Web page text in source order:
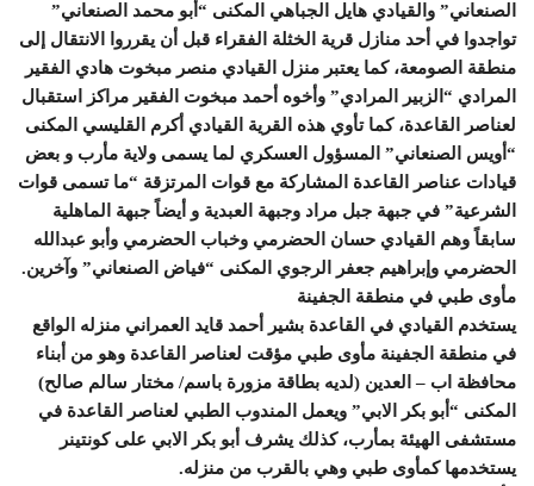
الصنعاني” والقيادي هايل الجباهي المكنى “أبو محمد الصنعاني”
تواجدوا في أحد منازل قرية الخثلة الفقراء قبل أن يقرروا الانتقال إلى
منطقة الصومعة، كما يعتبر منزل القيادي منصر مبخوت هادي الفقير
المرادي “الزبير المرادي” وأخوه أحمد مبخوت الفقير مراكز استقبال
لعناصر القاعدة، كما تأوي هذه القرية القيادي أكرم القليسي المكنى
“أويس الصنعاني” المسؤول العسكري لما يسمى ولاية مأرب و بعض
قيادات عناصر القاعدة المشاركة مع قوات المرتزقة “ما تسمى قوات
الشرعية” في جبهة جبل مراد وجبهة العبدية و أيضاً جبهة الماهلية
سابقاً وهم القيادي حسان الحضرمي وخباب الحضرمي وأبو عبدالله
الحضرمي وإبراهيم جعفر الرجوي المكنى “فياض الصنعاني” وآخرين.
مأوى طبي في منطقة الجفينة
يستخدم القيادي في القاعدة بشير أحمد قايد العمراني منزله الواقع
في منطقة الجفينة مأوى طبي مؤقت لعناصر القاعدة وهو من أبناء
محافظة اب – العدين (لديه بطاقة مزورة باسم/ مختار سالم صالح)
المكنى “أبو بكر الابي” ويعمل المندوب الطبي لعناصر القاعدة في
مستشفى الهيئة بمأرب، كذلك يشرف أبو بكر الابي على كونتينر
يستخدمها كمأوى طبي وهي بالقرب من منزله.